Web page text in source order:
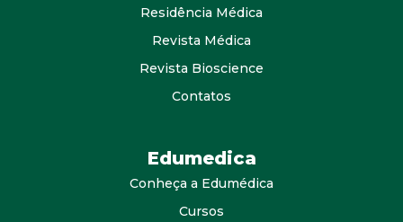
Residência Médica
Revista Médica
Revista Bioscience
Contatos
Edumedica
Conheça a Edumédica
Cursos